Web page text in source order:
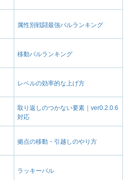
属性別戦闘最強パルランキング
移動パルランキング
レベルの効率的な上げ方
取り返しのつかない要素｜ver0.2.0.6
対応
拠点の移動・引越しのやり方
ラッキーパル